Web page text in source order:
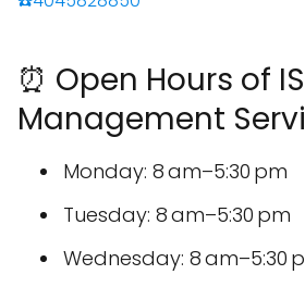
⏰ Open Hours of
Management
Monday: 8 am–5:30 pm
Tuesday: 8 am–5:30 pm
Wednesday: 8 am–5:30